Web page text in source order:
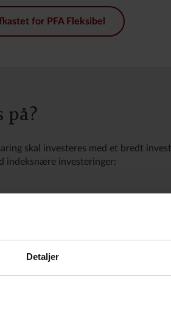
Detaljer
for PFA Fleksibel
på?
skal investeres med et bredt
indeksnære investeringer: